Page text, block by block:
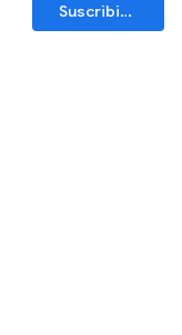
Suscribirse